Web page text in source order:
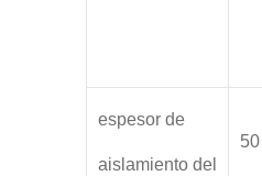
espesor de
aislamiento del
50